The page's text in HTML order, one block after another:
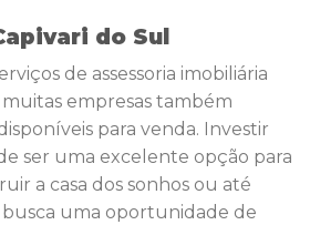
do Sul
de assessoria imobiliária
empresas também
para venda. Investir
ser uma excelente opção para
a casa dos sonhos ou até
uma oportunidade de